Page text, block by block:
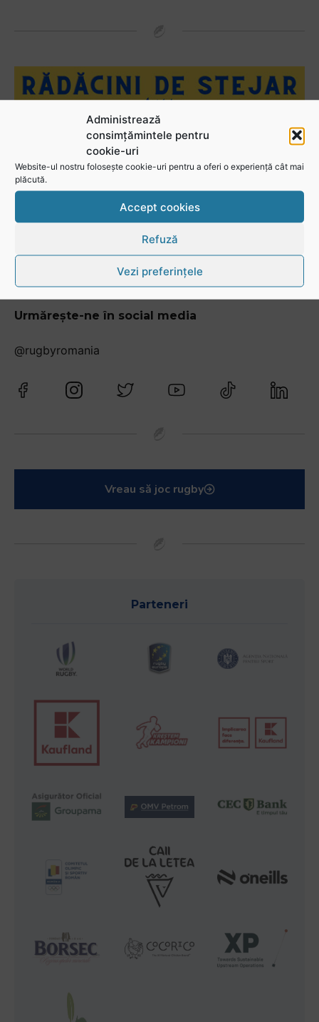
Administrează
consimțămintele pentru
cookie-uri
Website-ul nostru folosește cookie-uri pentru a oferi o experiență cât mai
plăcută.
Accept cookies
Refuză
Vezi preferințele
Urmărește-ne în social media
@rugbyromania
Vreau să joc rugby
Parteneri